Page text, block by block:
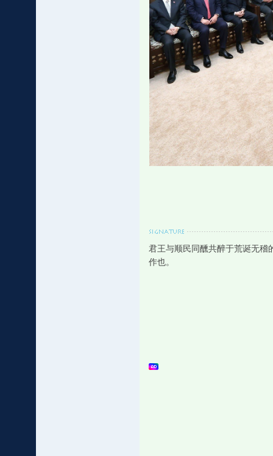
君王与顺民同醺共醉于荒诞无稽
作也。